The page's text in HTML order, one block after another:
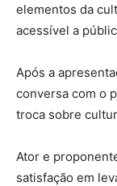
elementos da
acessível a
Após a
conversa com o
troca sobre
Ator e
satisfação em